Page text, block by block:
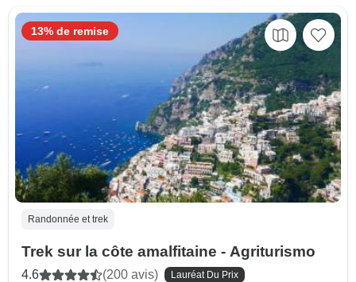
Randonnée et trek
Trek sur la côte amalfitaine - Agriturismo
4.6 (200 avis) Lauréat Du Prix
13% de remise